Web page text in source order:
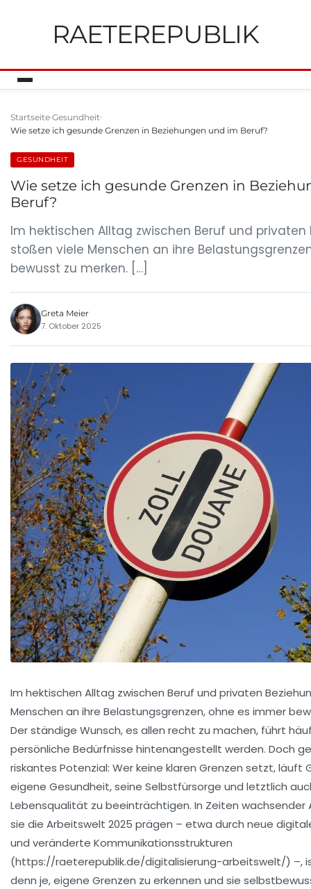
RAETEREPUBLIK
Startseite Gesundheit
Wie setze ich gesunde Grenzen in Beziehungen und im Beruf?
GESUNDHEIT
Wie setze ich gesunde Grenzen in
Beruf?
Im hektischen Alltag zwischen Beruf und privaten
stoßen viele Menschen an ihre
bewusst zu merken. […]
Greta Meier
7. Oktober 2025
Im hektischen Alltag zwischen Beruf und privaten
Menschen an ihre Belastungsgrenzen, ohne es immer
Der ständige Wunsch, es allen recht zu machen, führt
persönliche Bedürfnisse hintenangestellt werden. Doch
riskantes Potenzial: Wer keine klaren Grenzen setzt, läuft
eigene Gesundheit, seine Selbstfürsorge und letztlich
Lebensqualität zu beeinträchtigen. In Zeiten wachsender
sie die Arbeitswelt 2025 prägen – etwa durch neue
und veränderte Kommunikationsstrukturen
(https://raeterepublik.de/digitalisierung-arbeitswelt/) –,
denn je, eigene Grenzen zu erkennen und sie